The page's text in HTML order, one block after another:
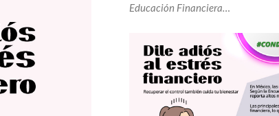
Educación Financiera…